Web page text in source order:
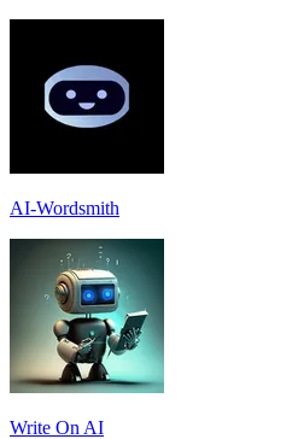
AI-Wordsmith
Write On AI